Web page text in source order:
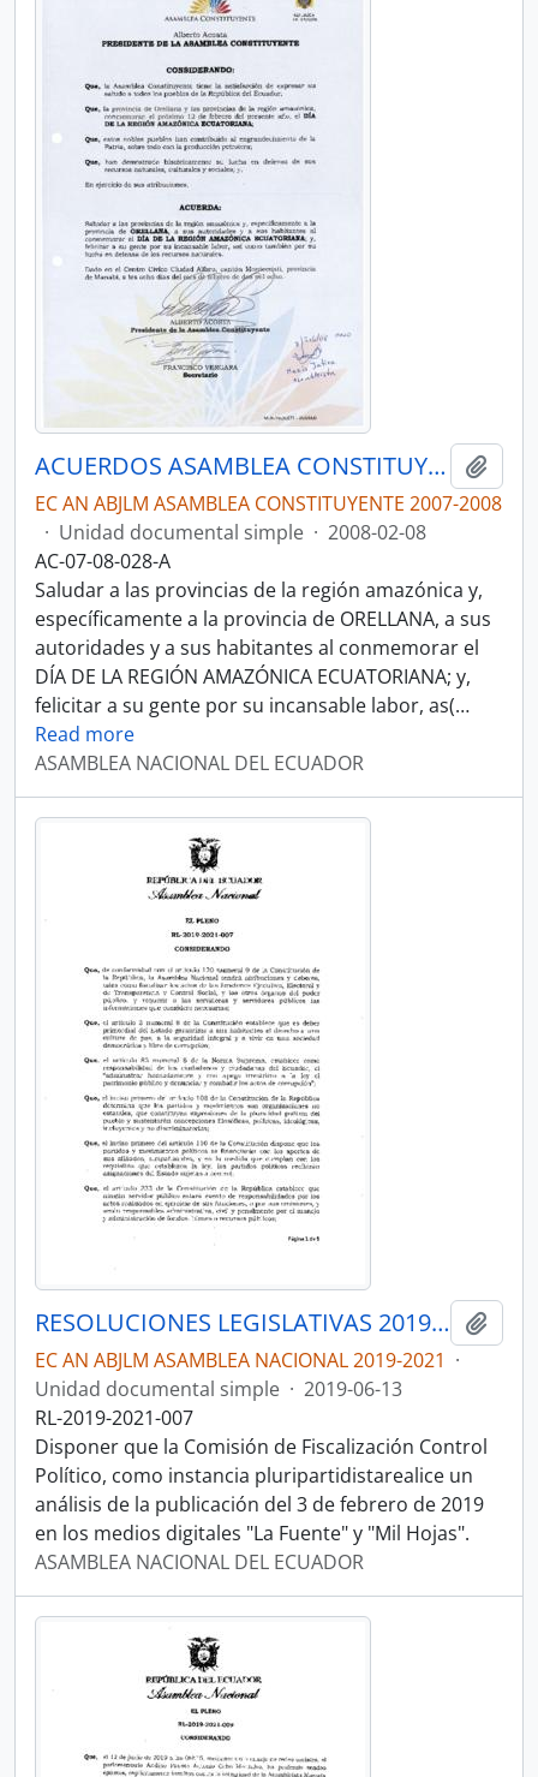
ACUERDOS ASAMBLEA CONSTITUYENTE 2007-2008
EC AN ABJLM ASAMBLEA CONSTITUYENTE 2007-2008
· Unidad documental simple · 2008-02-08
AC-07-08-028-A
Saludar a las provincias de la región amazónica y,
específicamente a la provincia de ORELLANA, a sus
autoridades y a sus habitantes al conmemorar el
DÍA DE LA REGIÓN AMAZÓNICA ECUATORIANA; y,
felicitar a su gente por su incansable labor, as(…
Read more
ASAMBLEA NACIONAL DEL ECUADOR
RESOLUCIONES LEGISLATIVAS 2019-2021
EC AN ABJLM ASAMBLEA NACIONAL 2019-2021 ·
Unidad documental simple · 2019-06-13
RL-2019-2021-007
Disponer que la Comisión de Fiscalización Control
Político, como instancia pluripartidistarealice un
análisis de la publicación del 3 de febrero de 2019
en los medios digitales "La Fuente" y "Mil Hojas".
ASAMBLEA NACIONAL DEL ECUADOR